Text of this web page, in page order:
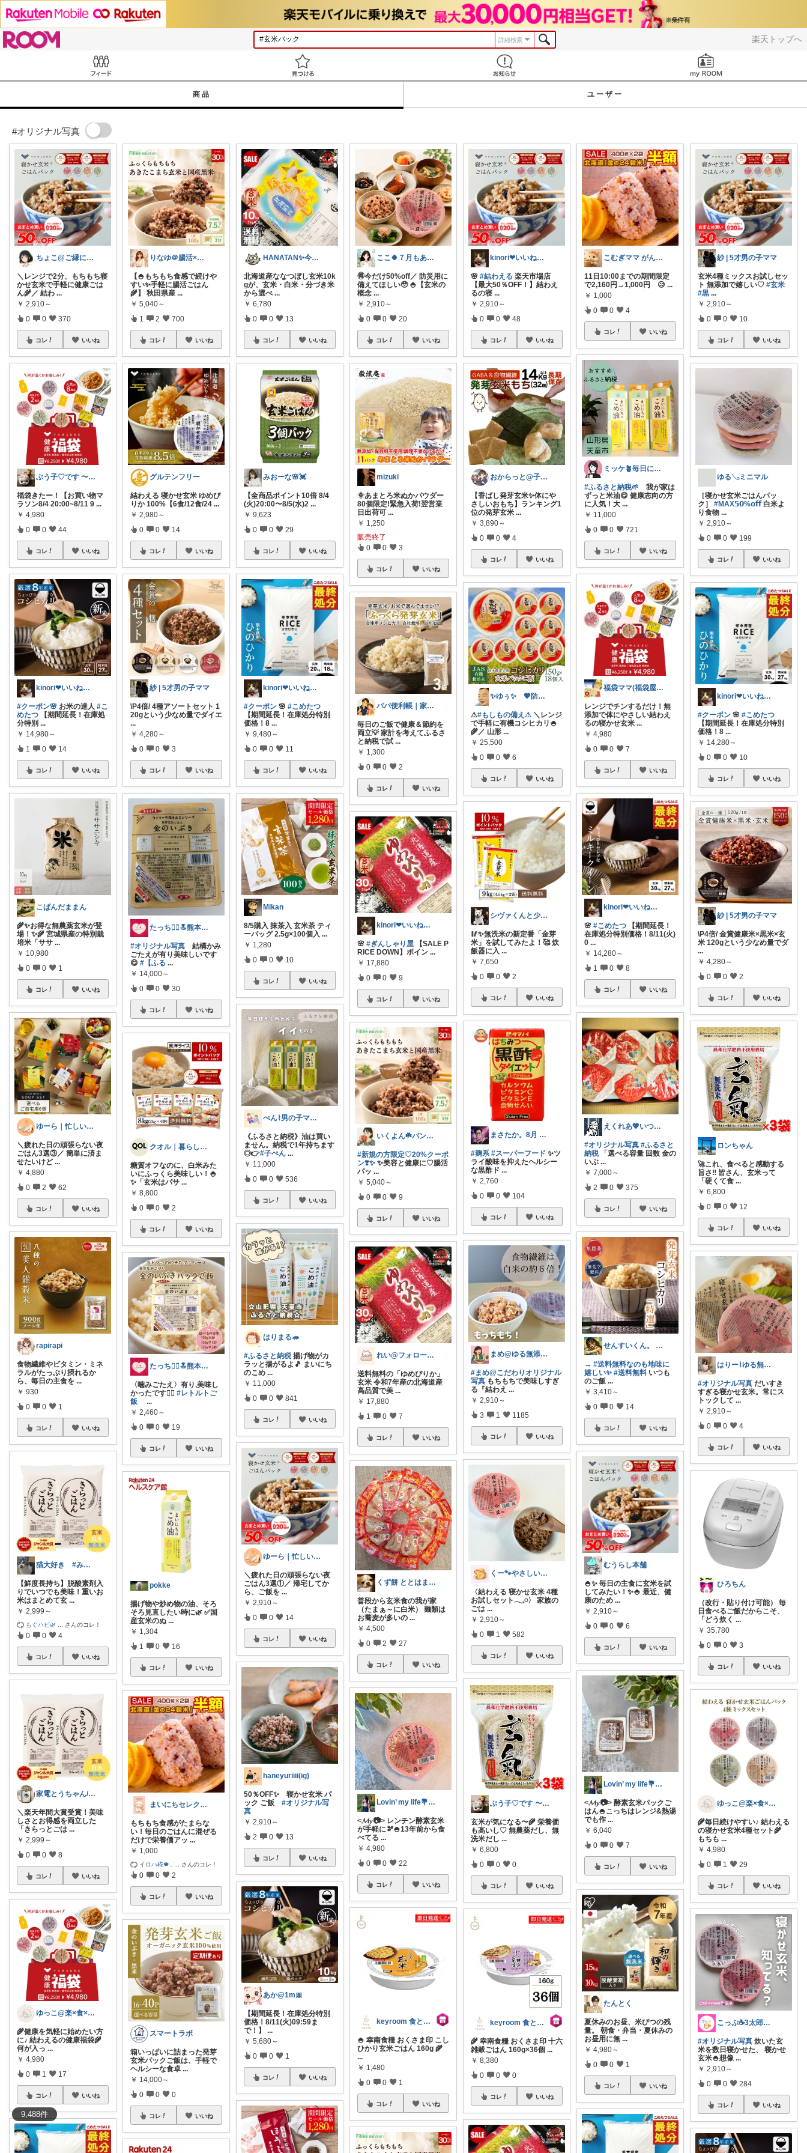
楽天トップへ
詳細検索
商品 ユーザー
#オリジナル写真
9,488件
ちょこ@ご縁に感謝致します💗
＼レンジで2分、もちもち寝
かせ玄米で手軽に健康ごは
ん🌾／ 結わ ...
￥ 2,910～
0 0 370
コレ いいね
ぶう子♡です 〜感謝です〜
福袋きたー！【お買い物マ
ラソン8/4 20:00~8/11 9 ...
￥ 4,980
0 0 44
コレ いいね
kinori❤︎いいねご購入感謝です💝
#クーポン🌸 お米の達人 #こ
めたつ 【期間延長！在庫処
分特別 ...
￥ 14,980～
1 0 14
コレ いいね
こぱんだままん
🌾✨お得な無農薬玄米が登
場！✨🌾 宮城県産の特別栽
培米「ササ ...
￥ 10,980
0 0 1
コレ いいね
ゆーら｜忙しい女性の暮らしお助けグッズ
＼疲れた日の頑張らない夜
ごはん3選③／ 簡単に済ま
せたいけど ...
￥ 4,880
0 2 62
コレ いいね
rapirapi
食物繊維やビタミン・ミネ
ラルがたっぷり摂れるか
ら、毎日の主食を ...
￥ 930
0 0 1
コレ いいね
猫大好き #みなさんのお気持ちに感謝
【鮮度長持ち】脱酸素剤入
りでいつでも美味！重いお
米はまとめて玄 ...
￥ 2,999～
もぐハピ🌿 さんのコレ！
0 0 4
コレ いいね
家電とうちゃん/2児のパパ✨️購入感謝！
​＼楽天年間大賞受賞！美味
しさとお得感を両立した
「きらっとごは ...
￥ 2,999～
0 0 8
コレ いいね
ゆっこ@楽×食×暮らし
🌾健康を気軽に始めたい方
に♪ 結わえるの健康福袋🌾
何が入っ ...
￥ 4,980
0 1 17
コレ いいね
りなゆ＠腸活×美容×健康
【🍚もちもち食感で続けや
すい✨手軽に腸活ごはん
🌾】 秋田県産 ...
￥ 5,040～
1 2 700
コレ いいね
グルテンフリー
結わえる 寝かせ玄米 ゆめぴ
りか 100%【6食/12食/24 ...
￥ 2,980～
0 0 14
コレ いいね
紗 | 5才男の子ママ
\P4倍/ 4種アソートセット 1
20gという少なめ量でダイエ
...
￥ 4,280～
0 0 3
コレ いいね
たっち🙇‍♀️🔝熊本Rｸﾗｯﾁ募金
#オリジナル写真 結構かみ
ごたえが有り美味しいです
😋#【ふる ...
￥ 14,000～
0 0 30
コレ いいね
クオル｜暮らしの「質」爆上げ🈁
糖質オフなのに、白米みた
いにふっくら美味しい！🍚
✨「玄米はパサ ...
￥ 8,800
0 0 2
コレ いいね
たっち🙇‍♀️🔝熊本Rｸﾗｯﾁ募金
〈噛みごたえ〉有り,美味し
かったです🙆‍♀️#レトルトご
飯
...
￥ 2,460～
0 0 19
コレ いいね
pokke
揚げ物や炒め物の油、そろ
そろ見直したい時に🌿 ✅国
産玄米のぬ ...
￥ 1,304
1 0 16
コレ いいね
まいにちセレクトdays
もちもち食感がたまらな
い！毎日のごはんに混ぜる
だけで栄養価アッ ...
￥ 1,000
イロハ椛🍁‥ さんのコレ！
0 0 2
コレ いいね
スマートラボ
箱いっぱいに詰まった発芽
玄米パックご飯は、手軽で
ヘルシーな食卓 ...
￥ 14,000～
0 0 0
コレ いいね
HANATAN✨今日は８８８の日じゃん✨
北海道産ななつぼし玄米10k
gが、玄米・白米・分づき米
から選べ ...
￥ 6,780
0 0 13
コレ いいね
みおーな🌸💓
【全商品ポイント10倍 8/4
(火)20:00〜8/5(水)2 ...
￥ 9,623
0 0 29
コレ いいね
kinori❤︎いいねご購入感謝です💝
#クーポン 🌸#こめたつ
【期間延長！在庫処分特別
価格！8 ...
￥ 9,480～
0 0 11
コレ いいね
Mikan
8/5購入 抹茶入 玄米茶 ティ
ーバッグ 2.5g×100個入 ...
￥ 1,280
0 0 10
コレ いいね
ぺん⌇男の子ママの暮らしと推し
《ふるさと納税》油は買い
ません。納税で1年持ちます
◎👉#子ぺん ...
￥ 11,000
0 0 536
コレ いいね
はりまる🦔
#ふるさと納税揚げ物がカ
ラッと揚がるよ🎵 まいにち
のこめ ...
￥ 11,000
0 0 841
コレ いいね
ゆーら｜忙しい女性の暮らしお助けグッズ
＼疲れた日の頑張らない夜
ごはん3選①／ 帰宅してか
ら、ご飯を ...
￥ 2,910～
0 0 14
コレ いいね
haneyuriiii(ig)
50％OFF✨ 寝かせ玄米 パ
ック ご飯#オリジナル写
真
￥ 2,910～
2 0 13
コレ いいね
あか@1m🎀
【期間延長！在庫処分特別
価格！8/11(火)09:59ま
で！】
...
￥ 5,680～
0 0 1
コレ いいね
ここ🍀７月もありがとう🍀
🉐今だけ50%off／ 防災用に
備えてほしい🥹 🍚【玄米の
概念 ...
￥ 2,910～
0 0 20
コレ いいね
mizuki
🌞あまとろ米ぬかパウダー
80個限定!緊急入荷!翌営業
日出荷可 ...
￥ 1,250
販売終了
0 0 3
コレ いいね
パパ便利帳｜家族のお買い物日記
毎日のご飯で健康＆節約を
両立💡 家計を考えてふるさ
と納税で試 ...
￥ 1,300
0 0 2
コレ いいね
kinori❤︎いいねご購入感謝です💝
🌸#ぎんしゃり屋 【SALE P
RICE DOWN】ポイン ...
￥ 17,880
0 0 9
コレ いいね
いくよん☘️パンのある暮らし✨
#新規の方限定♡20%クーポ
ン❣️✨ ✨美容と健康に♡腸活
パッ ...
￥ 5,040～
0 0 9
コレ いいね
れい@フォロー＆経由購入感謝です♪
送料無料の「ゆめぴりか」
玄米 令和7年産の北海道産
高品質で美 ...
￥ 17,880
1 0 7
コレ いいね
くず餅 ととはまだ16だからぁ🎂
普段から玄米食の我が家
（たまぁ～に白米） 麺類は
お蕎麦が多いの ...
￥ 4,500
0 2 27
コレ いいね
Lovin’ my life💐maki
<𝓜𝔂 📷> レンチン酵素玄米
が手軽に🫘🍚13年前から食
べてる ...
￥ 4,980
0 0 22
コレ いいね
keyroom 食と暮らしのパントリー
🍚 幸南食糧 おくさま印 こし
ひかり玄米ごはん 160g 🌾
...
￥ 1,480
0 0 1
コレ いいね
kinori❤︎いいねご購入感謝です💝
🌸#結わえる 楽天市場店
【最大50％OFF！】結わえ
るの寝 ...
￥ 2,910～
0 0 48
コレ いいね
おからっと@子育てに余裕を✨
【香ばし発芽玄米✨体にや
さしいおもち】ランキング1
位の発芽玄米 ...
￥ 3,890～
0 0 4
コレ いいね
✨ゆぅ✨ 🧡防災グッズ強化中🎒♥
⚠#もしもの備え⚠ ＼レンジ
で手軽に有機コシヒカリ🍚
🌾／ 山形 ...
￥ 25,500
0 0 6
コレ いいね
シヴァくんと少佐のROOM
🥢✨無洗米の新定番「金芽
米」を試してみたよ！🥰 炊
飯器に入 ...
￥ 7,650
0 0 2
コレ いいね
まさたか。8月 7日の経由購入感謝🙏
#麹系 #スーパーフード ✨ツ
ライ酸味を抑えたヘルシー
な黒酢ド ...
￥ 2,760
0 0 104
コレ いいね
まめ@ゆる無添加でミニマル生活☕
#まめ@こだわりオリジナル
写真 もちもちで美味しすぎ
る『結わえ ...
￥ 2,910～
3 1 1185
コレ いいね
くー🐾やさしいものと健やか暮らし☕️
〈結わえる 寝かせ玄米 4種
お試しセット𓂃𓈒𓏸〉 家族の
ごは ...
￥ 2,910～
0 1 582
コレ いいね
ぶう子♡です 〜感謝です〜
玄米が気になる〜🌾 栄養価
も高いし♡ 無農薬だし、無
洗米だし ...
￥ 6,800
0 0 0
コレ いいね
keyroom 食と暮らしのパントリー
🌾 幸南食糧 おくさま印 十六
雑穀ごはん 160g×36個...
￥ 8,380
0 0 0
コレ いいね
こむぎママ がんばりすぎるママを救う
11日10:00までの期間限定
で2,160円→1,000円 😥 ...
￥ 1,000
0 0 4
コレ いいね
ミッケ🪴毎日に"ちょっとイイ"を
#ふるさと納税🌱 我が家は
ずっと米油😋 健康志向の方
に人気！大 ...
￥ 11,000
0 0 721
コレ いいね
福袋ママ(福袋屋)フォローワー様より購入
レンジでチンするだけ！無
添加で体にやさしい結わえ
るの寝かせ玄米 ...
￥ 4,980
0 0 7
コレ いいね
kinori❤︎いいねご購入感謝です💝
🌸#こめたつ 【期間延長！
在庫処分特別価格！8/11(火)
0 ...
￥ 14,280～
1 0 8
コレ いいね
えくれあ💖いつもありがとうございます✨
#オリジナル写真 #ふるさと
納税「選べる容量 回数 金の
いぶ ...
￥ 7,000～
2 0 375
コレ いいね
せんすいくん。 ＼情報の海へダイブ／
→#送料無料なのも地味に
嬉しい✨ #送料無料 いつも
のご飯 ...
￥ 3,410～
0 0 14
コレ いいね
むうらし本舗
🍚✨ 毎日の主食に玄米を試
してみたい！✨🍚 最近、健
康のため ...
￥ 2,910～
0 0 6
コレ いいね
Lovin’ my life💐maki
<𝓜𝔂 📷> 酵素玄米パックご
はん🍚こっちはレンジ&熱湯
でも作 ...
￥ 6,040
0 0 7
コレ いいね
たんとく
夏休みのお昼、米びつの残
量。 朝食・弁当・夏休みの
お昼用に無 ...
￥ 4,980～
0 0 1
コレ いいね
紗 | 5才男の子ママ
玄米4種ミックスお試しセッ
ト 無添加で嬉しい♡#玄米
#黒 ...
￥ 2,910～
0 0 10
コレ いいね
ゆる𓂅ミニマル
［寝かせ玄米ごはんパッ
ク］#MAX𝟱𝟬%𝗼𝗳𝗳白米よ
り食物 ...
￥ 2,910～
0 0 199
コレ いいね
kinori❤︎いいねご購入感謝です💝
#クーポン 🌸#こめたつ
【期間延長！在庫処分特別
価格！8 ...
￥ 14,280～
0 0 10
コレ いいね
紗 | 5才男の子ママ
\P4倍/ 金賞健康米×黒米×玄
米 120gという少なめ量でダ
...
￥ 4,280～
0 0 2
コレ いいね
ロンちゃん
🚀これ、食べると感動する
旨さ‼️ 皆さん、玄米って
「硬くて食 ...
￥ 6,800
0 0 12
コレ いいね
はりー⌇ゆる無添加なごはんと暮らし
#オリジナル写真 だいすき
すぎる寝かせ玄米。常にス
トックして ...
￥ 2,910～
0 0 4
コレ いいね
ひろちん
（改行・貼り付け可能） 毎
日食べるご飯だからこそ、
「どう炊く ...
￥ 35,780
0 0 3
コレ いいね
ゆっこ@楽×食×暮らし
🌾毎日続けやすい♪ 結わえる
の寝かせ玄米4種セット🌾
もちも ...
￥ 4,980
0 1 29
コレ いいね
こっぷ☕️3太郎ママ
#オリジナル写真 炊いた玄
米を数日寝かせた、 寝かせ
玄米🍚想像 ...
￥ 2,910～
0 0 284
コレ いいね